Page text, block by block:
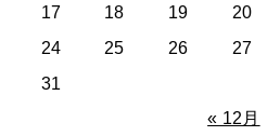
17
18 19 20
24
25 26 27
31
« 12月